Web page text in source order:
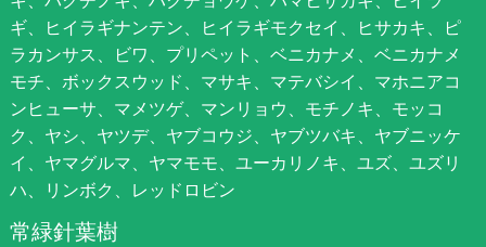
ギ、ヒイラギナンテン、ヒイラギモクセイ、ヒサカキ、ピ
ラカンサス、ビワ、プリペット、ベニカナメ、ベニカナメ
モチ、ボックスウッド、マサキ、マテバシイ、マホニアコ
ンヒューサ、マメツゲ、マンリョウ、モチノキ、モッコ
ク、ヤシ、ヤツデ、ヤブコウジ、ヤブツバキ、ヤブニッケ
イ、ヤマグルマ、ヤマモモ、ユーカリノキ、ユズ、ユズリ
ハ、リンボク、レッドロビン
常緑針葉樹